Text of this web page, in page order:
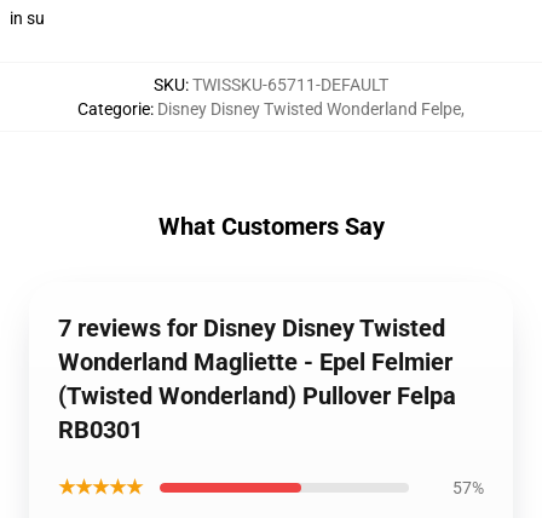
in su
SKU:TWISSKU-65711-DEFAULT
Categorie: Disney Disney Twisted Wonderland Felpe,
What Customers Say
7 reviews for Disney Disney Twisted
Wonderland Magliette - Epel Felmier
(Twisted Wonderland) Pullover Felpa
RB0301
★★★★★ 57%